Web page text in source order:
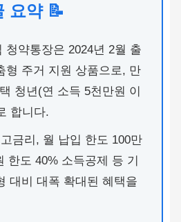
요약 📝
청약통장은 2024년 2월 출
형 주거 지원 상품으로, 만
청년(연 소득 5천만원 이
합니다.
금리, 월 납입 한도 100만
한도 40% 소득공제 등 기
대비 대폭 확대된 혜택을